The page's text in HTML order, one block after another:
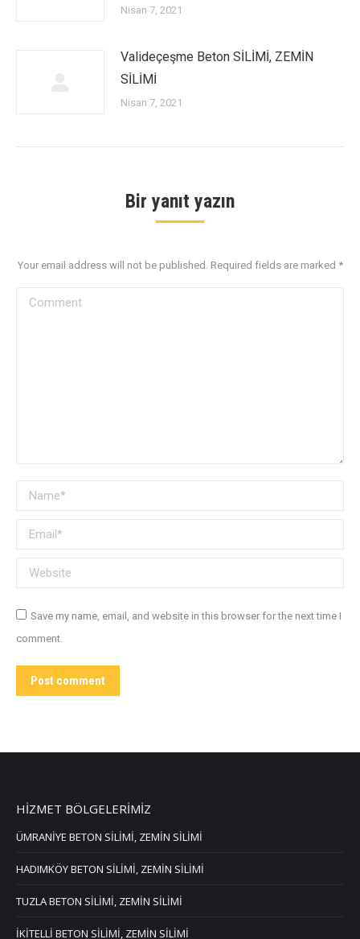
Nisan 7, 2021
Valideçeşme Beton SİLİMİ, ZEMİN
SİLİMİ
Nisan 7, 2021
Bir yanıt yazın
Your email address will not be published. Required fields are marked *
Comment
Name *
Email *
Website
Save my name, email, and website in this browser for the next time I
comment.
Post comment
HİZMET BÖLGELERİMİZ
ÜMRANİYE BETON SİLİMİ, ZEMİN SİLİMİ
HADIMKÖY BETON SİLİMİ, ZEMİN SİLİMİ
TUZLA BETON SİLİMİ, ZEMİN SİLİMİ
İKİTELLİ BETON SİLİMİ, ZEMİN SİLİMİ